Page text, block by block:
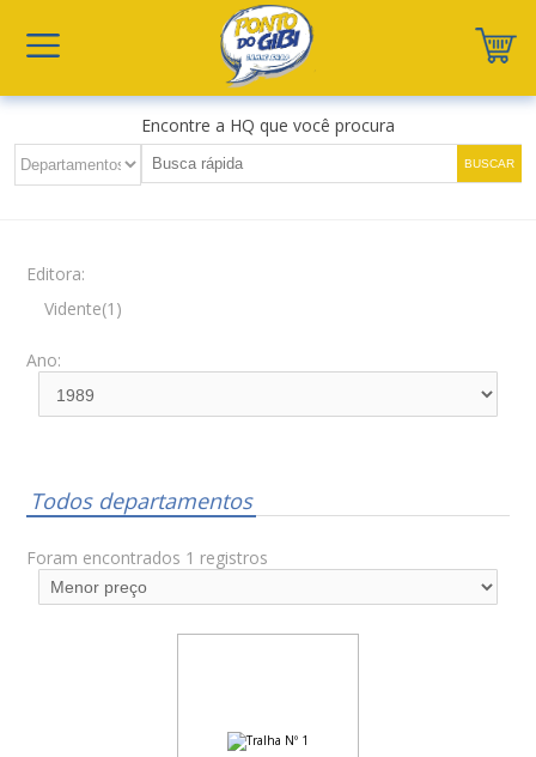
Encontre a HQ que você procura
Editora:
Vidente(1)
Ano:
Todos departamentos
Foram encontrados 1 registros